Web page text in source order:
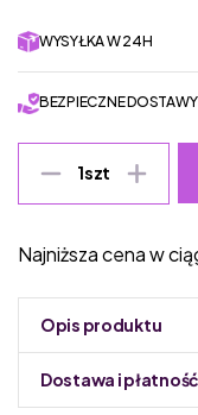
WYSYŁKA W 24H
BEZPIECZNE DOSTAWY
1szt
Najniższa cena w
Opis produktu
Dostawa i płatność